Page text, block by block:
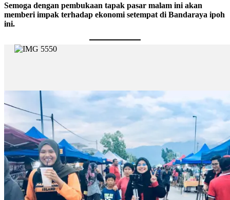
Semoga dengan pembukaan tapak pasar malam ini akan
memberi impak terhadap ekonomi setempat di Bandaraya ipoh
ini.